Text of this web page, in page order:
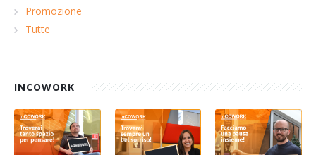
Promozione
Tutte
INCOWORK